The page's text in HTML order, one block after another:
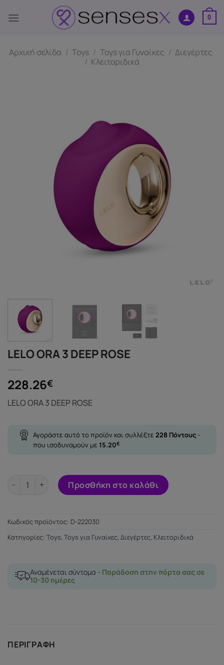
στο
0
Αρχική σελίδα / Toys / Toys για Γυναίκες / Διεγέρτες
/ Κλειτοριδικά
LELO ORA 3 DEEP ROSE
228.26€
LELO ORA 3 DEEP ROSE
Αγοράστε αυτό το προϊόν και συλλέξτε 228 Πόντους -
που ισοδυναμούν με 15.20€
LELO ORA 3 DEEP ROSE ποσότητα
Προσθήκη στο καλάθι
Κωδικός προϊόντος: D-222030
Κατηγορίες: Toys, Toys για Γυναίκες, Διεγέρτες, Κλειτοριδικά
Αναμένεται σύντομα - Παράδοση στην πόρτα σας σε
10-30 ημέρες
ΠΕΡΙΓΡΑΦΉ